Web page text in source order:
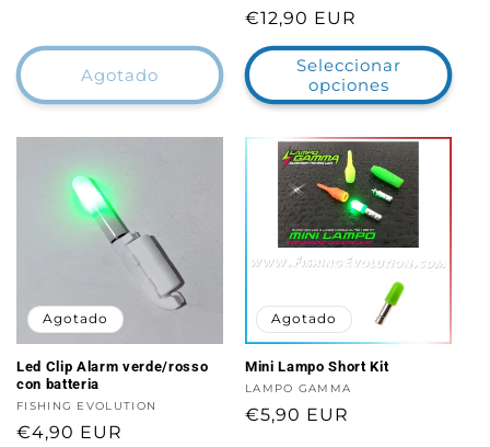
Agotado
Precio
habitual
€12,90 EUR
Seleccionar
opciones
Agotado
Led Clip Alarm verde/rosso
con batteria
Proveedor:
FISHING EVOLUTION
Precio
€4,90 EUR
Agotado
Mini Lampo Short Kit
Proveedor:
LAMPO GAMMA
Precio
€5,90 EUR